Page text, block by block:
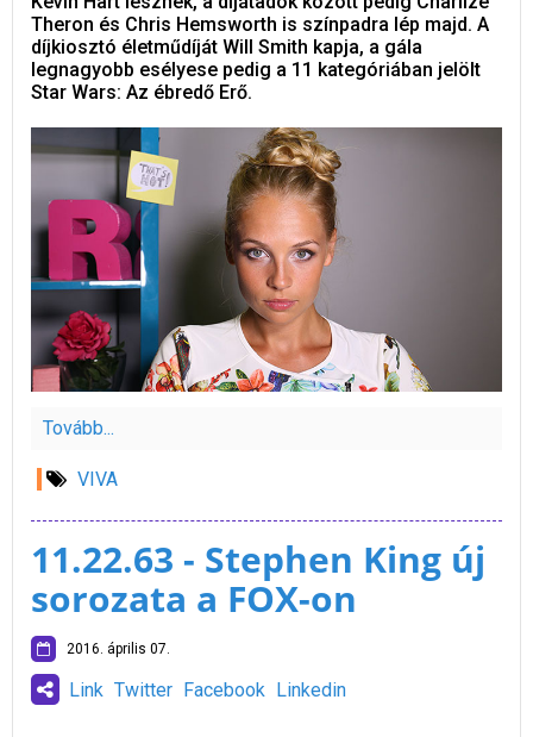
Theron és Chris Hemsworth is színpadra lép majd. A
díjkiosztó életműdíját Will Smith kapja, a gála
legnagyobb esélyese pedig a 11 kategóriában jelölt
Star Wars: Az ébredő Erő.
Tovább...
VIVA
11.22.63 - Stephen King új
sorozata a FOX-on
2016. április 07.
Link Twitter Facebook Linkedin